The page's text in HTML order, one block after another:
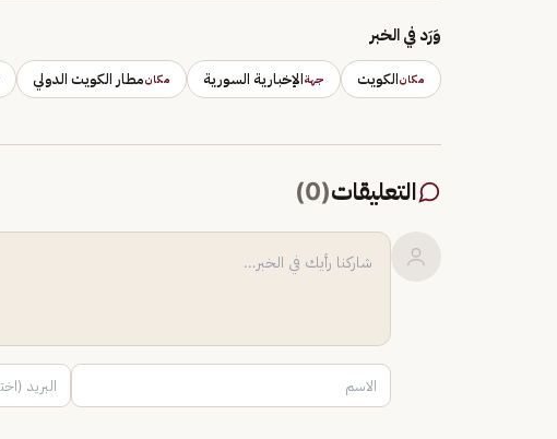
وَرَد في الخبر
مكانالكويت جهةالإخبارية السورية مكانمطار الكويت الدولي
التعليقات(
0
)